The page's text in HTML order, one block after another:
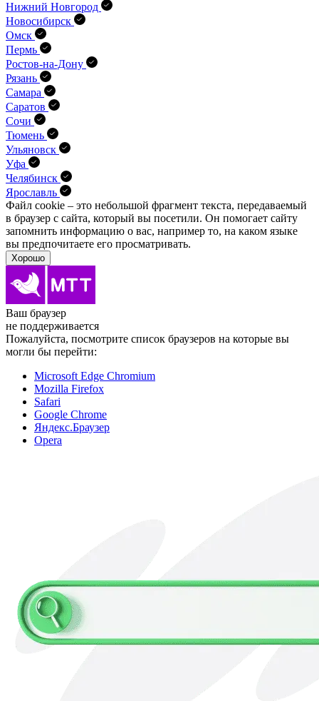
Нижний Новгород
Новосибирск
Омск
Пермь
Ростов-на-Дону
Рязань
Самара
Саратов
Сочи
Тюмень
Ульяновск
Уфа
Челябинск
Ярославль
Файл cookie – это небольшой фрагмент текста, передава­емый
в браузер с сайта, который вы посетили. Он помо­гает сайту
запомнить информацию о вас, например то, на каком языке
вы предпочитаете его просматривать.
Хорошо
Ваш браузер
не поддерживается
Пожалуйста, посмотрите список браузеров на которые вы
могли бы перейти:
Microsoft Edge Chromium
Mozilla Firefox
Safari
Google Chrome
Яндекс.Браузер
Opera